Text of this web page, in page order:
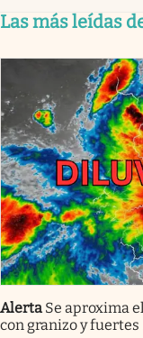
Las más leídas
Alerta Se aproxima
con granizo y